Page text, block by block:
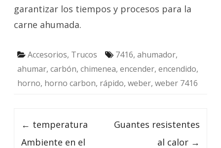
garantizar los tiempos y procesos para la
carne ahumada.
Accesorios, Trucos 7416, ahumador,
ahumar, carbón, chimenea, encender, encendido,
horno, horno carbon, rápido, weber, weber 7416
← temperatura
Ambiente en el
Guantes resistentes
al calor →